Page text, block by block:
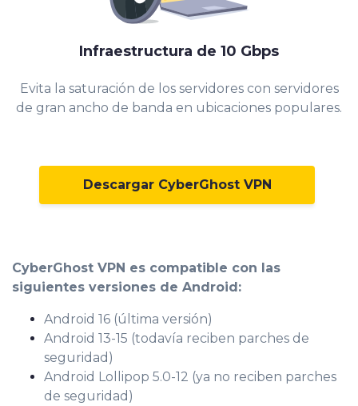
Infraestructura de 10 Gbps
Evita la saturación de los servidores con servidores
de gran ancho de banda en ubicaciones populares.
Descargar CyberGhost VPN
CyberGhost VPN es compatible con las
siguientes versiones de Android:
Android 16 (última versión)
Android 13-15 (todavía reciben parches de
seguridad)
Android Lollipop 5.0-12 (ya no reciben parches
de seguridad)